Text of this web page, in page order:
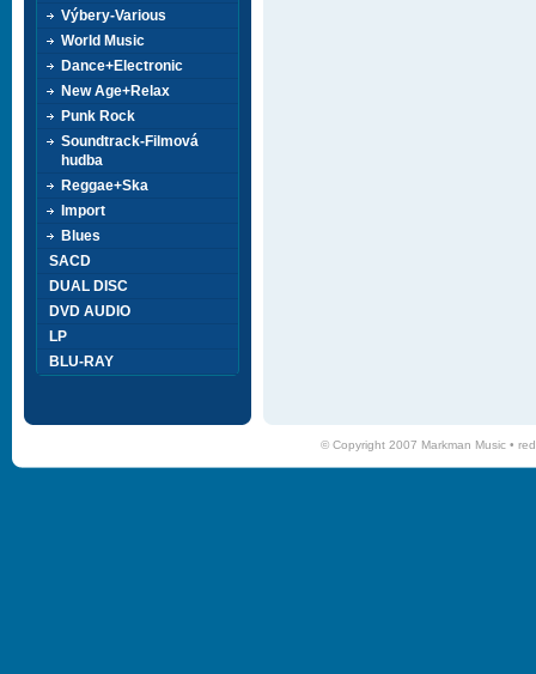
Výbery-Various
World Music
Dance+Electronic
New Age+Relax
Punk Rock
Soundtrack-Filmová
hudba
Reggae+Ska
Import
Blues
SACD
DUAL DISC
DVD AUDIO
LP
BLU-RAY
© Copyright 2007 Markman Music •